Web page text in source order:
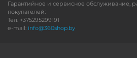
Гарантийное и сервисное обслуживание,
покупателей:
Тел. +375295299191
e-mail: info@360shop.by